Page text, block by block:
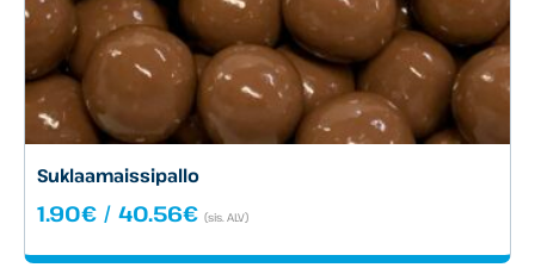
Suklaamaissipallo
1.90€ / 40.56€Hintaluokka:
-
(sis. ALV)